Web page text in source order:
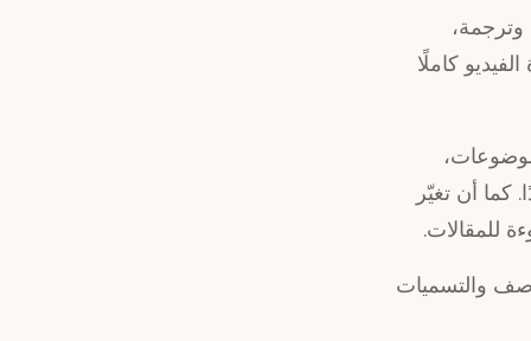
كاملًا
كما أن تغيّر
للمقالات.
والتسميات